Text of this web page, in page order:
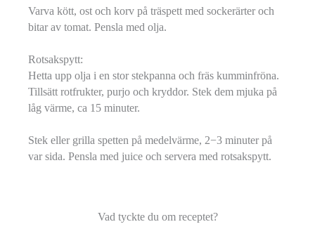
Varva kött, ost och korv på träspett med sockerärter och
bitar av tomat. Pensla med olja.
Rotsakspytt:
Hetta upp olja i en stor stekpanna och fräs kumminfröna.
Tillsätt rotfrukter, purjo och kryddor. Stek dem mjuka på
låg värme, ca 15 minuter.
Stek eller grilla spetten på medelvärme, 2−3 minuter på
var sida. Pensla med juice och servera med rotsakspytt.
Vad tyckte du om receptet?